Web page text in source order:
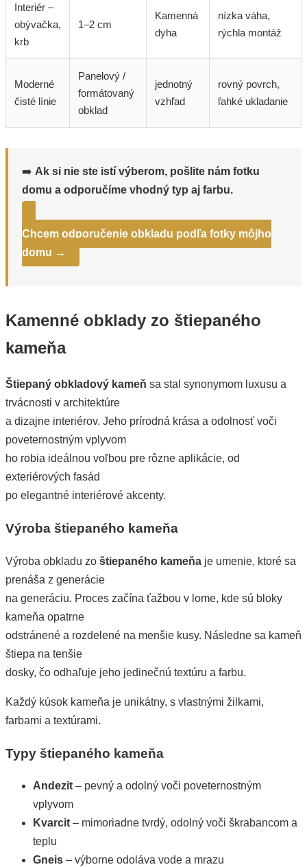
Interiér –
obývačka,
krb
1–2 cm
Kamenná
dyha
nízka váha,
rýchla montáž
Moderné
čisté línie
Panelový /
formátovaný
obklad
jednotný
vzhľad
rovný povrch,
ľahké ukladanie
➡️ Ak si nie ste istí výberom, pošlite nám fotku
domu a odporučíme vhodný typ aj farbu.
Chcem odporučenie obkladu podľa fotky môjho
domu →
Kamenné obklady zo štiepaného
kameňa
Štiepaný obkladový kameň sa stal synonymom luxusu a
trvácnosti v architektúre
a dizajne interiérov. Jeho prírodná krása a odolnosť voči
poveternostným vplyvom
ho robia ideálnou voľbou pre rôzne aplikácie, od
exteriérových fasád
po elegantné interiérové akcenty.
Výroba štiepaného kameňa
Výroba obkladu zo štiepaného kameňa je umenie, ktoré sa
prenáša z generácie
na generáciu. Proces začína ťažbou v lome, kde sú bloky
kameňa opatrne
odstránené a rozdelené na menšie kusy. Následne sa kameň
štiepa na tenšie
dosky, čo odhaľuje jeho jedinečnú textúru a farbu.
Každý kúsok kameňa je unikátny, s vlastnými žilkami,
farbami a textúrami.
Typy štiepaného kameňa
Andezit – pevný a odolný voči poveternostným
vplyvom
Kvarcit – mimoriadne tvrdý, odolný voči škrabancom a
teplu
Gneis – výborne odoláva vode a mrazu